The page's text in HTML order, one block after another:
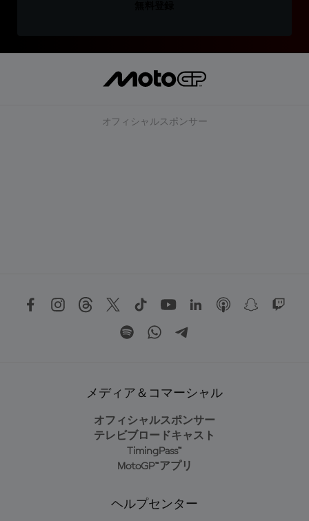
オフィシャルスポンサー
メディア＆コマーシャル
オフィシャルスポンサー
テレビブロードキャスト
TimingPass™
MotoGP™アプリ
ヘルプセンター